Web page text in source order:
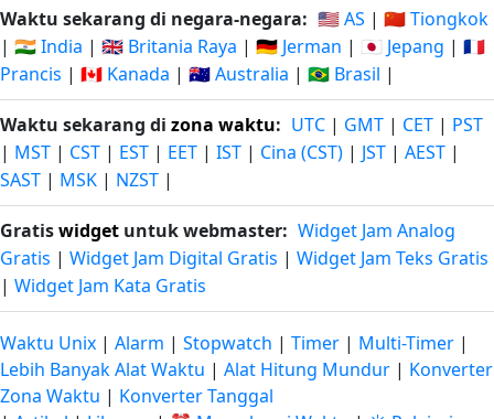
Waktu sekarang di negara-negara: 🇺🇸 AS | 🇨🇳 Tiongkok
| 🇮🇳 India | 🇬🇧 Britania Raya | 🇩🇪 Jerman | 🇯🇵 Jepang | 🇫🇷
Prancis | 🇨🇦 Kanada | 🇦🇺 Australia | 🇧🇷 Brasil |
Waktu sekarang di zona waktu: UTC | GMT | CET | PST
| MST | CST | EST | EET | IST | Cina (CST) | JST | AEST |
SAST | MSK | NZST |
Gratiswidget untuk webmaster: Widget Jam Analog
Gratis | Widget Jam Digital Gratis | Widget Jam Teks Gratis
| Widget Jam Kata Gratis
Waktu Unix | Alarm | Stopwatch | Timer | Multi-Timer |
Lebih Banyak Alat Waktu | Alat Hitung Mundur | Konverter
Zona Waktu | Konverter Tanggal